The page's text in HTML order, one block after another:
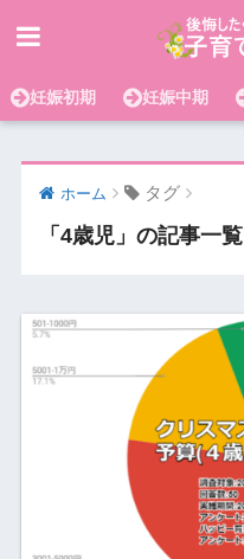
妊娠初期 妊娠中期
ホーム タグ
「4歳児」の記事一覧